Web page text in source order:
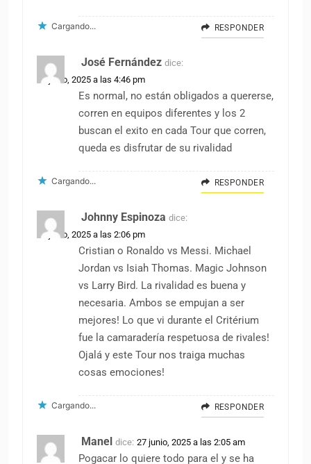
Cargando... RESPONDER
José Fernández dice:
24 junio, 2025 a las 4:46 pm
Es normal, no están obligados a quererse,
corren en equipos diferentes y los 2
buscan el exito en cada Tour que corren,
queda es disfrutar de su rivalidad
Cargando... RESPONDER
Johnny Espinoza dice:
25 junio, 2025 a las 2:06 pm
Cristian o Ronaldo vs Messi. Michael
Jordan vs Isiah Thomas. Magic Johnson
vs Larry Bird. La rivalidad es buena y
necesaria. Ambos se empujan a ser
mejores! Lo que vi durante el Critérium
fue la camaradería respetuosa de rivales!
Ojalá y este Tour nos traiga muchas
cosas emociones!
Cargando... RESPONDER
Manel dice: 27 junio, 2025 a las 2:05 am
Pogacar lo quiere todo para el y se ha